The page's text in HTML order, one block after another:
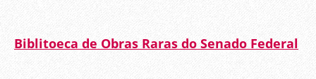
Biblitoeca de Obras Raras do Senado Federal